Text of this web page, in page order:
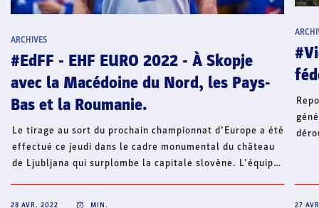
ARCHIVES
#EdFF - EHF EURO 2022 - À Skopje
avec la Macédoine du Nord, les Pays-
Bas et la Roumanie.
Le tirage au sort du prochain championnat d’Europe a été
effectué ce jeudi dans le cadre monumental du château
de Ljubljana qui surplombe la capitale slovène. L’équipe
28 AVR. 2022 MIN. 27